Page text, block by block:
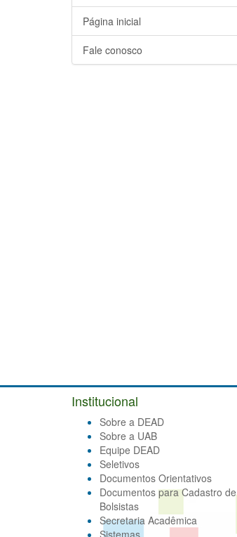
Página inicial
Fale conosco
Institucional
Sobre a DEAD
Sobre a UAB
Equipe DEAD
Seletivos
Documentos Orientativos
Documentos para Cadastro de
Bolsistas
Secretaria Acadêmica